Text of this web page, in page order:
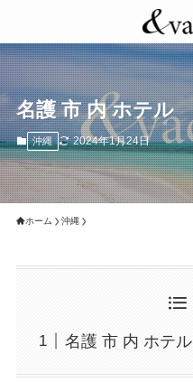
名護 市 内 ホテル
沖縄 2024年1月24日
ホーム 沖縄
名護 市 内 ホテル